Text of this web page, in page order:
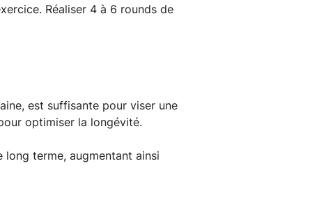
Réaliser 4 à 6 rounds de
est suffisante pour viser une
optimiser la longévité.
terme, augmentant ainsi